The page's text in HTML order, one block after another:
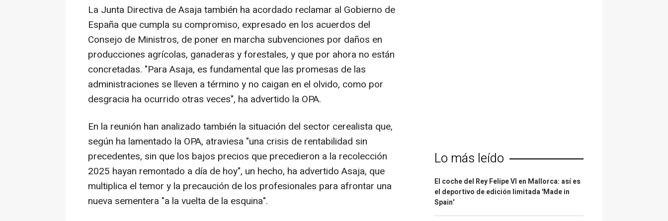
La Junta Directiva de Asaja también ha acordado reclamar al Gobierno de
España que cumpla su compromiso, expresado en los acuerdos del
Consejo de Ministros, de poner en marcha subvenciones por daños en
producciones agrícolas, ganaderas y forestales, y que por ahora no están
concretadas. "Para Asaja, es fundamental que las promesas de las
administraciones se lleven a término y no caigan en el olvido, como por
desgracia ha ocurrido otras veces", ha advertido la OPA.
En la reunión han analizado también la situación del sector cerealista que,
según ha lamentado la OPA, atraviesa "una crisis de rentabilidad sin
precedentes, sin que los bajos precios que precedieron a la recolección
2025 hayan remontado a día de hoy", un hecho, ha advertido Asaja, que
multiplica el temor y la precaución de los profesionales para afrontar una
nueva sementera "a la vuelta de la esquina".
Lo más leído
El coche del Rey Felipe VI en Mallorca: así es
el deportivo de edición limitada 'Made in
Spain'